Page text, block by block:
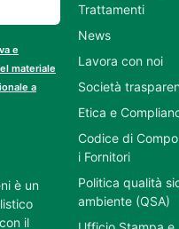
e
materiale
a
è un
il
Trattamenti
News
Lavora con noi
Società
Etica e
Codice di
i Fornitori
Politica qualità
ambiente (QSA)